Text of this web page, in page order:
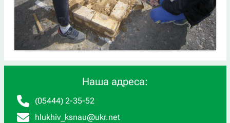
Наша адреса:
(05444) 2-35-52
hlukhiv_ksnau@ukr.net